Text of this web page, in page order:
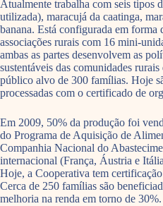
Atualmente trabalha com seis tipos
utilizada), maracujá da caatinga,
banana. Está configurada em forma
associações rurais com 16 mini-
ambas as partes desenvolvem as
sustentáveis das comunidades
público alvo de 300 famílias. Hoje
processadas com o certificado de
Em 2009, 50% da produção foi
do Programa de Aquisição de
Companhia Nacional do
internacional (França, Áustria e
Hoje, a Cooperativa tem
Cerca de 250 famílias são
melhoria na renda em torno de 30%.